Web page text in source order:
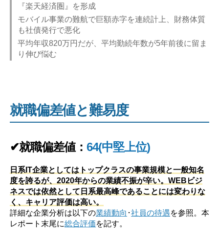
『楽天経済圏』を形成
モバイル事業の難航で巨額赤字を連続計上、財務体質
も社債発行で悪化
平均年収820万円だが、平均勤続年数が5年前後に留ま
り伸び悩む
就職偏差値と難易度
✔就職偏差値：64(中堅上位)
日系IT企業としてはトップクラスの事業規模と一般知名
度を誇るが、2020年からの業績不振が辛い。WEBビジ
ネスでは依然として日系最高峰であることには変わりな
く、キャリア評価は高い。
詳細な企業分析は以下の業績動向 ･社員の待遇を参照。本
レポート末尾に総合評価を記す。